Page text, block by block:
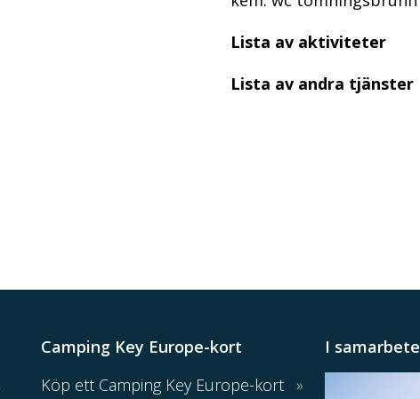
Lista av aktiviteter
Lista av andra tjänster
Camping Key Europe-kort
Köp ett Camping Key Europe-kort
I samarbete